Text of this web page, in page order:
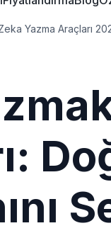
Yazma Araçları